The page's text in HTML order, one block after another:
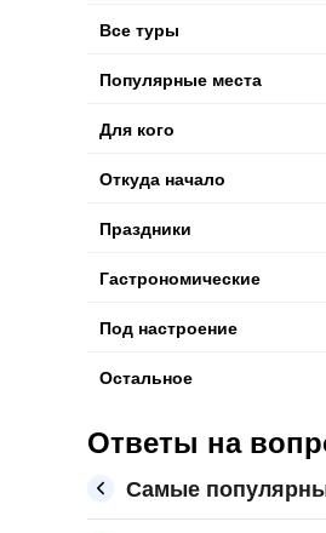
Все туры
Популярные места
Для кого
Откуда начало
Праздники
Гастрономические
Под настроение
Остальное
Ответы на
Самые